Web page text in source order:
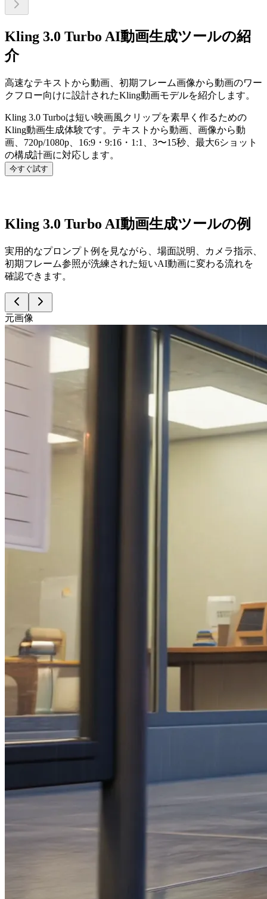
Kling 3.0 Turbo AI動画生成ツールの紹
介
高速なテキストから動画、初期フレーム画像から動画のワー
クフロー向けに設計されたKling動画モデルを紹介します。
Kling 3.0 Turboは短い映画風クリップを素早く作るための
Kling動画生成体験です。テキストから動画、画像から動
画、720p/1080p、16:9・9:16・1:1、3〜15秒、最大6ショット
の構成計画に対応します。
今すぐ試す
Kling 3.0 Turbo AI動画生成ツールの例
実用的なプロンプト例を見ながら、場面説明、カメラ指示、
初期フレーム参照が洗練された短いAI動画に変わる流れを
確認できます。
元画像